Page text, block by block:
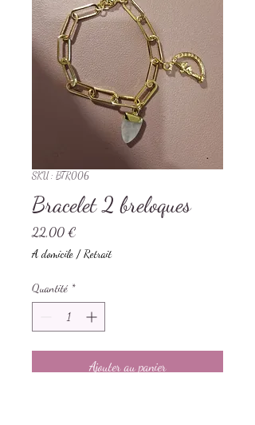
SKU : BTR006
Bracelet 2 breloques
22,00 €
A domicile / Retrait
Quantité *
Ajouter au panier